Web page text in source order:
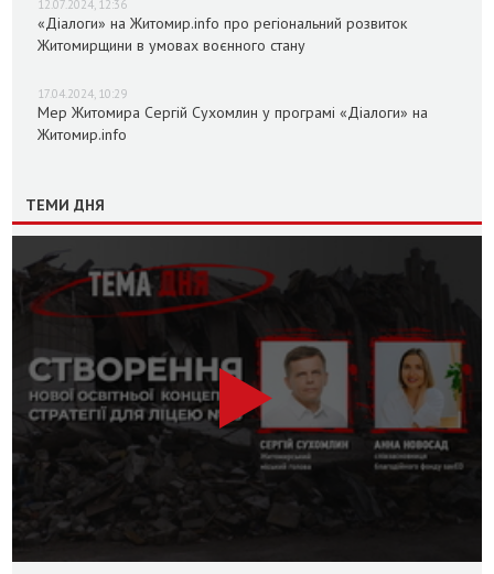
12.07.2024, 12:36
«Діалоги» на Житомир.info про регіональний розвиток
Житомирщини в умовах воєнного стану
17.04.2024, 10:29
Мер Житомира Сергій Сухомлин у програмі «Діалоги» на
Житомир.info
ТЕМИ ДНЯ